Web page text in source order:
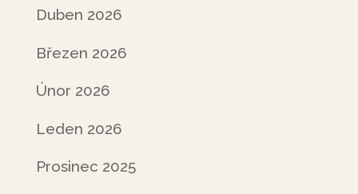
Duben 2026
Březen 2026
Únor 2026
Leden 2026
Prosinec 2025